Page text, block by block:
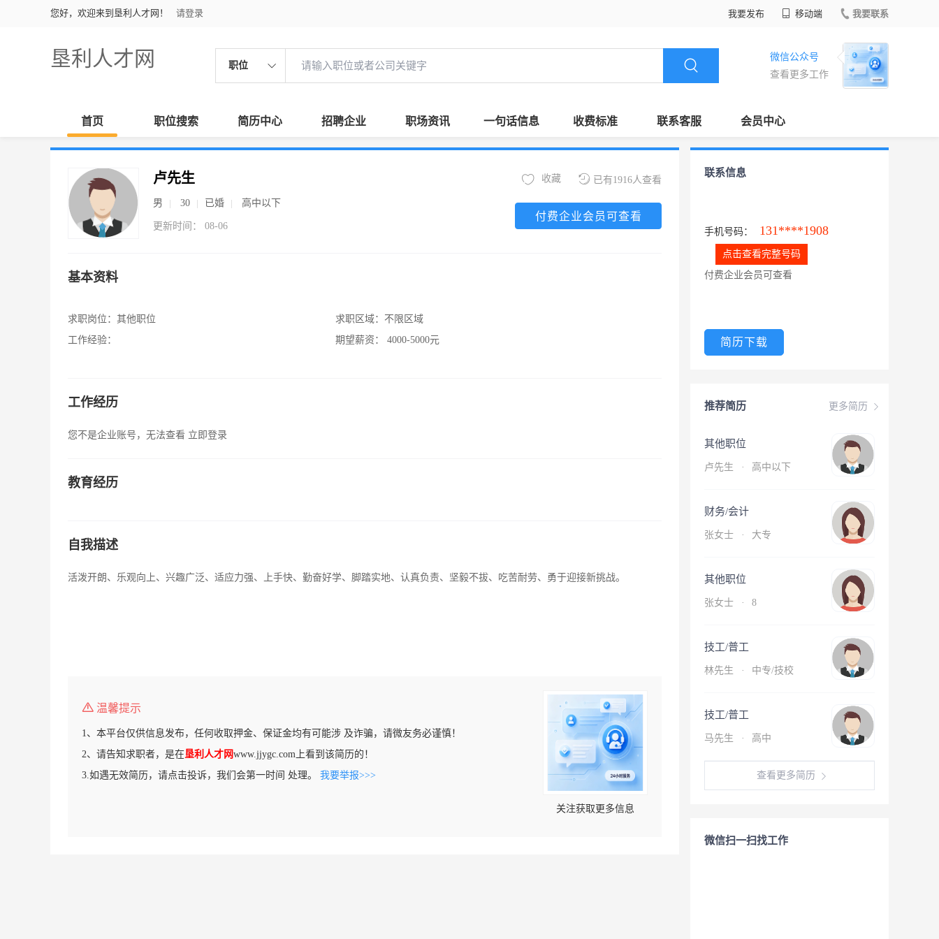
您好，欢迎来到垦利人才网！ 请登录 我要发布 移动端 我要联系
垦利人才网 职位
微信公众号
查看更多工作
首页 职位搜索 简历中心 招聘企业 职场资讯 一句话信息 收费标准 联系客服 会员中心
卢先生
男 30 已婚 高中以下
更新时间： 08-06
已有1916人查看
收藏
付费企业会员可查看
基本资料
求职岗位： 其他职位
工作经验：
求职区域： 不限区域
期望薪资：
4000-5000元
工作经历
您不是企业账号，无法查看 立即登录
教育经历
自我描述
活泼开朗、乐观向上、兴趣广泛、适应力强、上手快、勤奋好学、脚踏实地、认真负责、坚毅不拔、吃苦耐劳、勇于迎接新挑战。
温馨提示
1、本平台仅供信息发布，任何收取押金、保证金均有可能涉 及诈骗，请微友务必谨慎！
2、请告知求职者，是在垦利人才网www.jjygc.com上看到该简历的！
3.如遇无效简历，请点击投诉，我们会第一时间 处理。 我要举报>>>
关注获取更多信息
联系信息
手机号码： 131****1908
点击查看完整号码
付费企业会员可查看
简历下载
更多简历
推荐简历
其他职位
卢先生 · 高中以下
财务/会计
张女士 · 大专
其他职位
张女士 · 8
技工/普工
林先生 · 中专/技校
技工/普工
马先生 · 高中
查看更多简历
微信扫一扫找工作